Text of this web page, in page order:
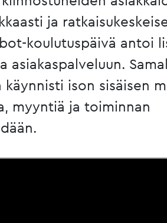
ja
koulutuspäivä antoi
ison sisäisen
myyntiä ja toiminnan